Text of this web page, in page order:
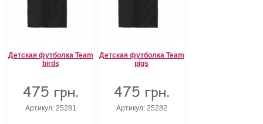
Детская футболка Team
birds
475 грн.
Артикул: 25281
Детская футболка Team
pigs
475 грн.
Артикул: 25282